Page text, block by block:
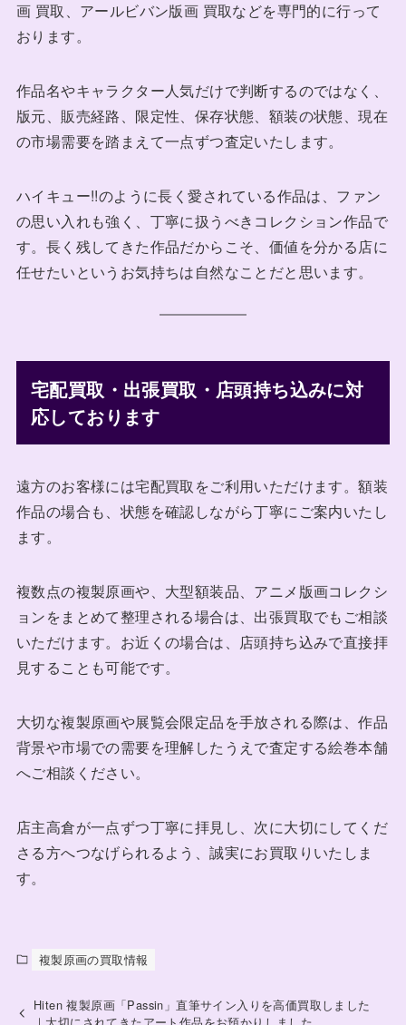
画 買取、アールビバン版画 買取などを専門的に行って
おります。
作品名やキャラクター人気だけで判断するのではなく、
版元、販売経路、限定性、保存状態、額装の状態、現在
の市場需要を踏まえて一点ずつ査定いたします。
ハイキュー!!のように長く愛されている作品は、ファン
の思い入れも強く、丁寧に扱うべきコレクション作品で
す。長く残してきた作品だからこそ、価値を分かる店に
任せたいというお気持ちは自然なことだと思います。
宅配買取・出張買取・店頭持ち込みに対
応しております
遠方のお客様には宅配買取をご利用いただけます。額装
作品の場合も、状態を確認しながら丁寧にご案内いたし
ます。
複数点の複製原画や、大型額装品、アニメ版画コレクシ
ョンをまとめて整理される場合は、出張買取でもご相談
いただけます。お近くの場合は、店頭持ち込みで直接拝
見することも可能です。
大切な複製原画や展覧会限定品を手放される際は、作品
背景や市場での需要を理解したうえで査定する絵巻本舗
へご相談ください。
店主高倉が一点ずつ丁寧に拝見し、次に大切にしてくだ
さる方へつなげられるよう、誠実にお買取りいたしま
す。
複製原画の買取情報
Hiten 複製原画「Passin」直筆サイン入りを高価買取しました